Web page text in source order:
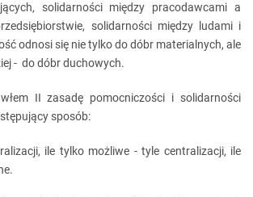
solidarności między pracodawcami a
solidarności między ludami i
odnosi się nie tylko do dóbr materialnych, ale
- do dóbr duchowych.
II zasadę pomocniczości i solidarności
sposób:
ile tylko możliwe - tyle centralizacji, ile